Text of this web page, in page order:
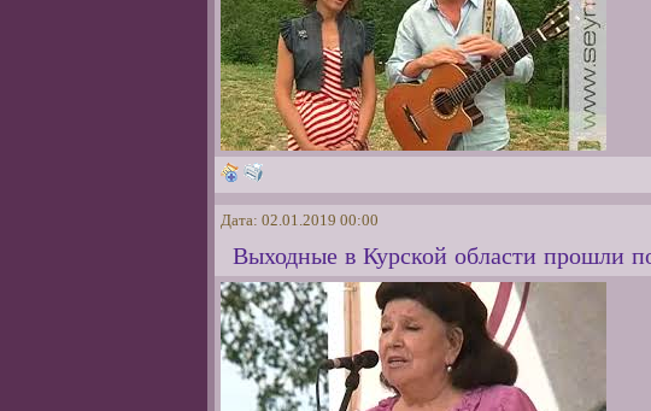
Дата: 02.01.2019 00:00
Выходные в Курской области прошли